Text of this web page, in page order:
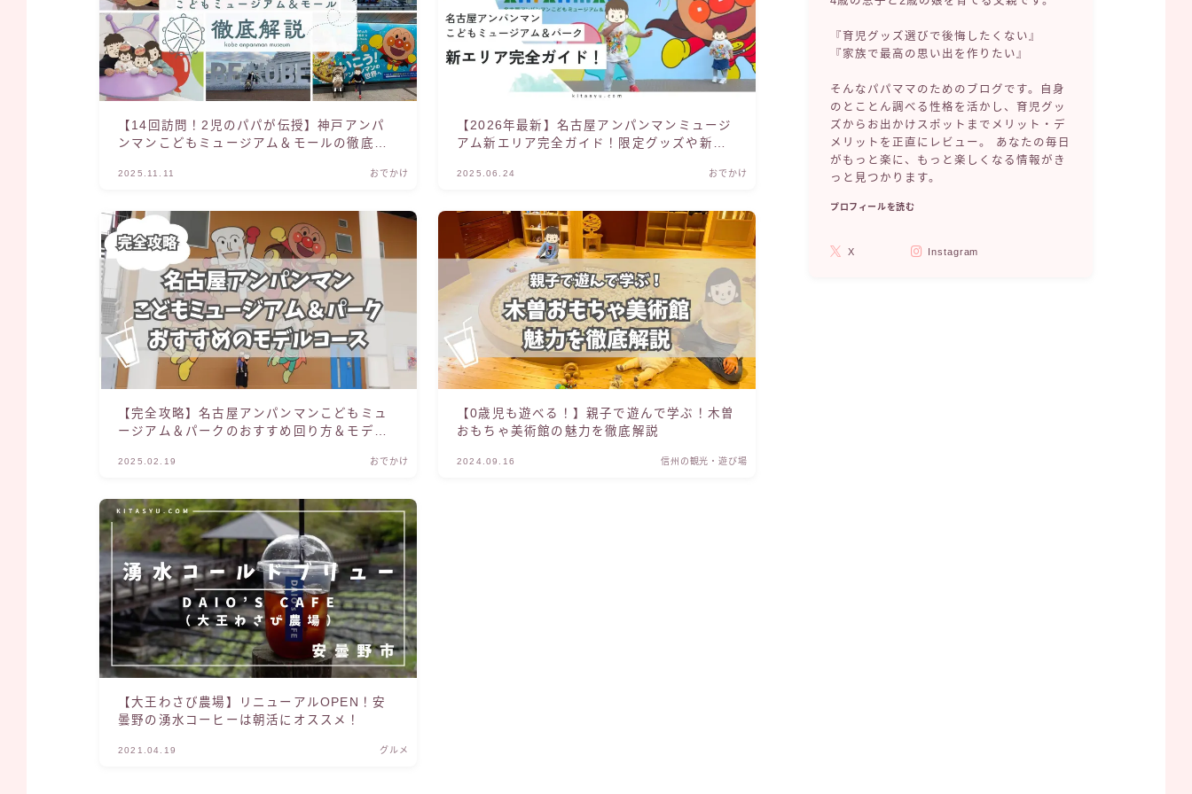
【14回訪問！2児のパパが伝授】神戸アンパ
ンマンこどもミュージアム＆モールの徹底攻
2025.11.11 おでかけ
【2026年最新】名古屋アンパンマンミュージ
アム新エリア完全ガイド！限定グッズや新シ
2025.06.24 おでかけ
【完全攻略】名古屋アンパンマンこどもミュ
ージアム＆パークのおすすめ回り方＆モデル
2025.02.19 おでかけ
【0歳児も遊べる！】親子で遊んで学ぶ！木曽
おもちゃ美術館の魅力を徹底解説
2024.09.16 信州の観光・遊び場
【大王わさび農場】リニューアルOPEN！安
曇野の湧水コーヒーは朝活にオススメ！
2021.04.19 グルメ
『育児グッズ選びで後悔したくない』
『家族で最高の思い出を作りたい』
そんなパパママのためのブログです。自身
のとことん調べる性格を活かし、育児グッ
ズからお出かけスポットまでメリット・デ
メリットを正直にレビュー。 あなたの毎日
がもっと楽に、もっと楽しくなる情報がき
っと見つかります。
プロフィールを読む
X Instagram